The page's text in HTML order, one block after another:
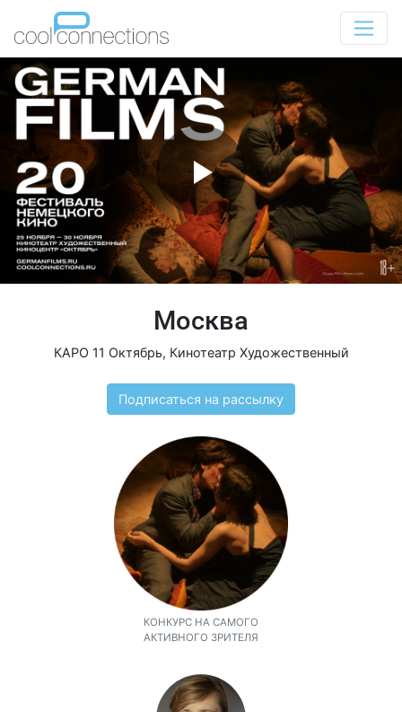
Москва
КАРО 11 Октябрь, Кинотеатр Художественный
Подписаться на рассылку
КОНКУРС НА САМОГО
АКТИВНОГО ЗРИТЕЛЯ